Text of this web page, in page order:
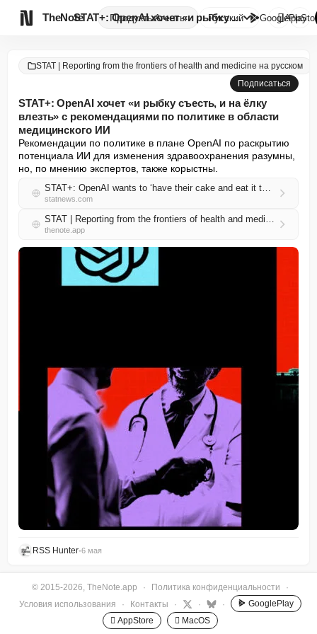
TheNote ПродуктыАгенты STAT+: OpenAI хочет «и рыбку с...
Русский GooglePlay

STAT | Reporting from the frontiers of health and medicine на русском
Подписаться
STAT+: OpenAI хочет «и рыбку съесть, и на ёлку
влезть» с рекомендациями по политике в области
медицинского ИИ
Рекомендации по политике в плане OpenAI по раскрытию
потенциала ИИ для изменения здравоохранения разумны,
но, по мнению экспертов, также корыстны.
STAT+: OpenAI wants to ‘have their cake and eat it too’ with health AI policy recommendations
statnews.com
STAT | Reporting from the frontiers of health and medicine на русском RSS
thenote.app
RSS Hunter•6 мая
© 2015-2026, TheNote.app · Политика конфиденциальности
·
Условия использования
· Контакты · · ·
GooglePlay
 AppStore
 MacOS